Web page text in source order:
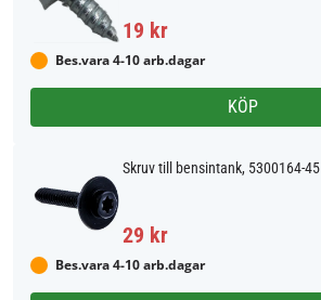
19 kr
Bes.vara 4-10 arb.dagar
KÖP
Skruv till bensintank, 5300164-45
29 kr
Bes.vara 4-10 arb.dagar